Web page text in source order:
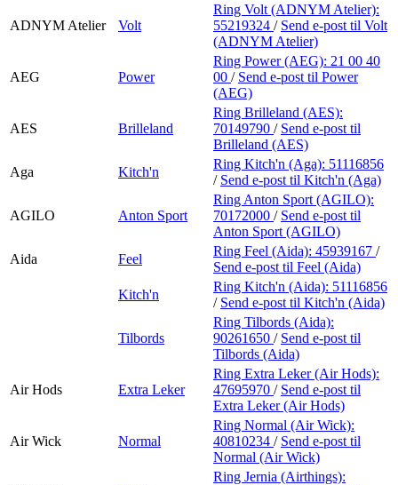
ADNYM Atelier Volt
Ring Volt (ADNYM Atelier):
55219324 / Send e-post til Volt
(ADNYM Atelier)
AEG Power
Ring Power (AEG): 21 00 40
00 / Send e-post til Power
(AEG)
AES Brilleland
Ring Brilleland (AES):
70149790 / Send e-post til
Brilleland (AES)
Aga
Kitch'n
Ring Kitch'n (Aga): 51116856
/ Send e-post til Kitch'n (Aga)
AGILO Anton Sport
Ring Anton Sport (AGILO):
70172000 / Send e-post til
Anton Sport (AGILO)
Aida
Feel
Ring Feel (Aida): 45939167 /
Send e-post til Feel (Aida)
Kitch'n
Ring Kitch'n (Aida): 51116856
/ Send e-post til Kitch'n (Aida)
Tilbords
Ring Tilbords (Aida):
90261650 / Send e-post til
Tilbords (Aida)
Air Hods Extra Leker
Ring Extra Leker (Air Hods):
47695970 / Send e-post til
Extra Leker (Air Hods)
Air Wick Normal
Ring Normal (Air Wick):
40810234 / Send e-post til
Normal (Air Wick)
Ring Jernia (Airthings):